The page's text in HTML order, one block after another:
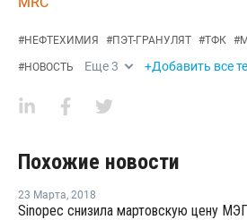
#НЕФТЕХИМИЯ #ПЭТ-ГРАНУЛЯТ #ТФК #
#НОВОСТЬ Еще3 +Добавить все
Похожие новости
23 Марта, 2018
Sinopec снизила мартовскую цену